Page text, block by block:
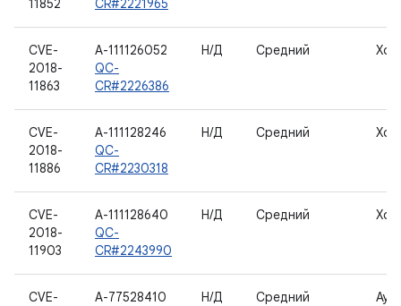
11852
CR#2221965
CVE-
2018-
11863
A-111126052
QC-
CR#2226386
Н/Д Средний
CVE-
2018-
11886
A-111128246
QC-
CR#2230318
Н/Д Средний
CVE-
2018-
11903
A-111128640
QC-
CR#2243990
Н/Д Средний
CVE-
A-77528410
Н/Д Средний